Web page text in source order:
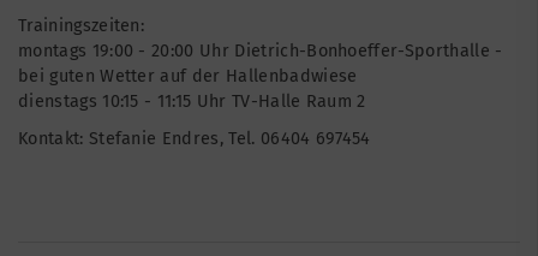
Trainingszeiten:
montags 19:00 - 20:00 Uhr Dietrich-Bonhoeffer-Sporthalle -
bei guten Wetter auf der Hallenbadwiese
dienstags 10:15 - 11:15 Uhr TV-Halle Raum 2
Kontakt: Stefanie Endres, Tel. 06404 697454